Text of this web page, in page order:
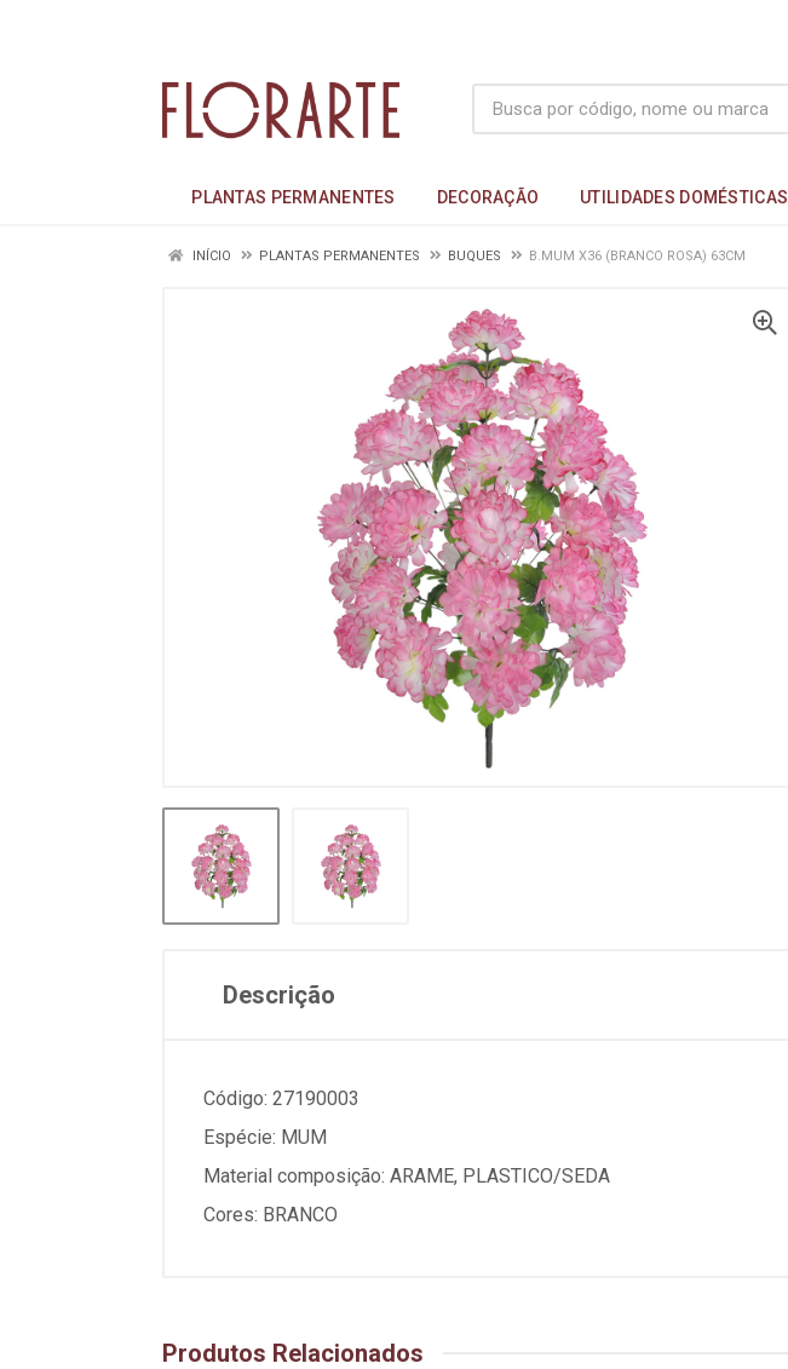
PLANTAS PERMANENTES DECORAÇÃO UTILIDADES DOMÉSTICAS
INÍCIO PLANTAS PERMANENTES BUQUES B.MUM X36 (BRANCO ROSA) 63CM
Descrição
Código: 27190003
Espécie: MUM
Material composição: ARAME, PLASTICO/SEDA
Cores: BRANCO
Produtos Relacionados